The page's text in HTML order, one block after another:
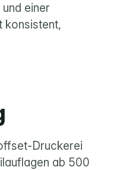
einer
konsistent,
Druckerei
ab 500